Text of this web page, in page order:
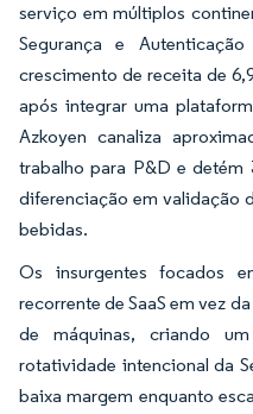
serviço em múltiplos
Segurança e
crescimento de receita de
após integrar uma
Azkoyen canaliza
trabalho para P&D e detém
diferenciação em validação
bebidas.
Os insurgentes focados
recorrente de SaaS em vez
de máquinas, criando
rotatividade intencional da
baixa margem enquanto